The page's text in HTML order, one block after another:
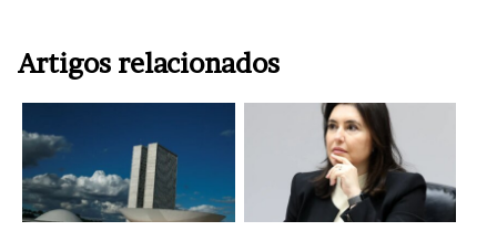
Artigos relacionados